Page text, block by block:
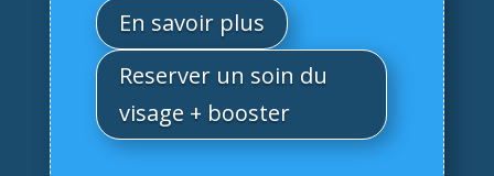
En savoir plus
Reserver un soin du
visage + booster